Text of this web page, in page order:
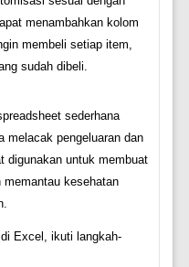
menambahkan kolom
membeli setiap item,
sudah dibeli.
sederhana
melacak pengeluaran dan
digunakan untuk membuat
kesehatan
Excel, ikuti langkah-